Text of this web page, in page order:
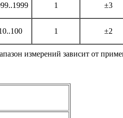
1 ±3
1 ±2
измерений зависит от